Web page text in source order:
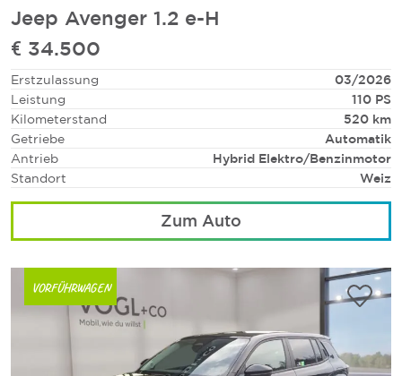
Jeep Avenger 1.2 e-H
€ 34.500
Erstzulassung
03/2026
Leistung
110 PS
Kilometerstand
520 km
Getriebe
Automatik
Antrieb
Hybrid Elektro/Benzinmotor
Standort
Weiz
Zum Auto
VORFÜHRWAGEN